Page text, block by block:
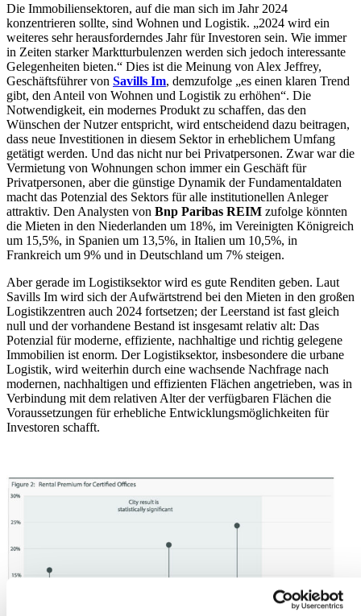
Die Immobiliensektoren, auf die man sich im Jahr 2024
konzentrieren sollte, sind Wohnen und Logistik. „2024 wird ein
weiteres sehr herausforderndes Jahr für Investoren sein. Wie immer
in Zeiten starker Marktturbulenzen werden sich jedoch interessante
Gelegenheiten bieten.“ Dies ist die Meinung von Alex Jeffrey,
Geschäftsführer von Savills Im, demzufolge „es einen klaren Trend
gibt, den Anteil von Wohnen und Logistik zu erhöhen“. Die
Notwendigkeit, ein modernes Produkt zu schaffen, das den
Wünschen der Nutzer entspricht, wird entscheidend dazu beitragen,
dass neue Investitionen in diesem Sektor in erheblichem Umfang
getätigt werden. Und das nicht nur bei Privatpersonen. Zwar war die
Vermietung von Wohnungen schon immer ein Geschäft für
Privatpersonen, aber die günstige Dynamik der Fundamentaldaten
macht das Potenzial des Sektors für alle institutionellen Anleger
attraktiv. Den Analysten von Bnp Paribas REIM zufolge könnten
die Mieten in den Niederlanden um 18%, im Vereinigten Königreich
um 15,5%, in Spanien um 13,5%, in Italien um 10,5%, in
Frankreich um 9% und in Deutschland um 7% steigen.
Aber gerade im Logistiksektor wird es gute Renditen geben. Laut
Savills Im wird sich der Aufwärtstrend bei den Mieten in den großen
Logistikzentren auch 2024 fortsetzen; der Leerstand ist fast gleich
null und der vorhandene Bestand ist insgesamt relativ alt: Das
Potenzial für moderne, effiziente, nachhaltige und richtig gelegene
Immobilien ist enorm. Der Logistiksektor, insbesondere die urbane
Logistik, wird weiterhin durch eine wachsende Nachfrage nach
modernen, nachhaltigen und effizienten Flächen angetrieben, was in
Verbindung mit dem relativen Alter der verfügbaren Flächen die
Voraussetzungen für erhebliche Entwicklungsmöglichkeiten für
Investoren schafft.